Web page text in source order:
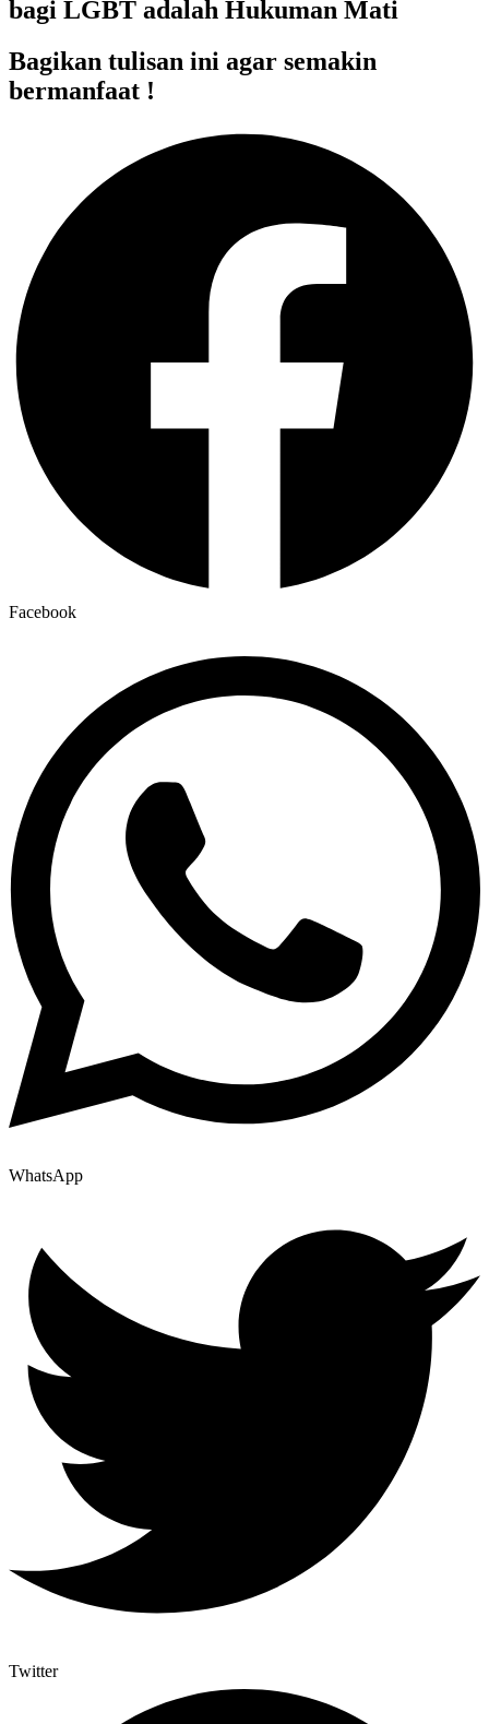
bagi LGBT adalah Hukuman Mati
Bagikan tulisan ini agar semakin
bermanfaat !
Facebook
WhatsApp
Twitter